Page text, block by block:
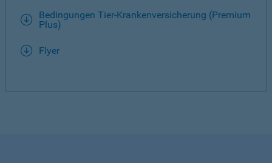
Bedingungen Tier-Krankenversicherung (Premium
Plus)
Flyer